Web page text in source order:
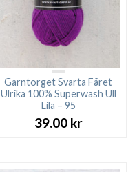
Garntorget Svarta Fåret
Ulrika 100% Superwash Ull
Lila – 95
39.00 kr